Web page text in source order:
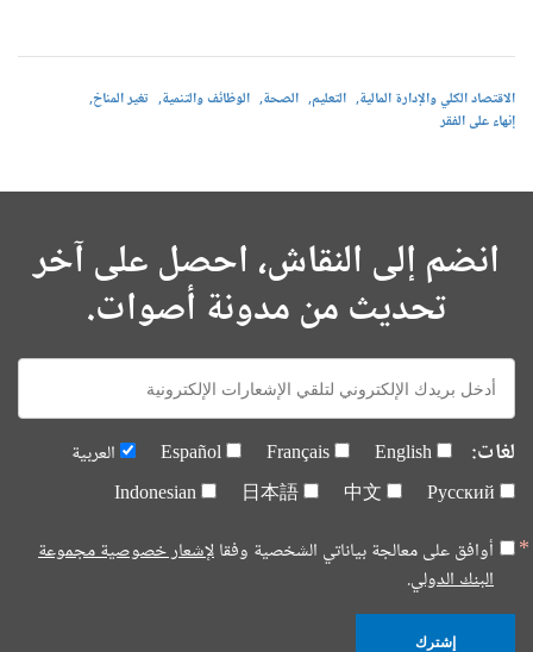
الاقتصاد الكلي والإدارة المالية التعليم الصحة الوظائف والتنمية
تغير المناخ
إنهاء على الفقر
انضم إلى النقاش، احصل على آخر
تحديث من مدونة أصوات.
E-
mail:
لغات: English
Français
Español
العربية
Русский
中文
日本語
Indonesian
أوافق على معالجة بياناتي الشخصية وفقالإشعار خصوصية مجموعة
البنك الدولي.
إشترك